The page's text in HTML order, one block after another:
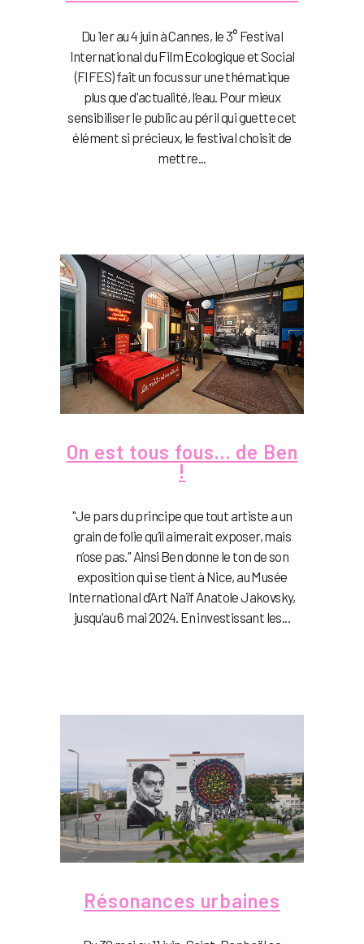
Du 1er au 4 juin à Cannes, le 3° Festival
International du Film Ecologique et Social
(FIFES) fait un focus sur une thématique
plus que d'actualité, l’eau. Pour mieux
sensibiliser le public au péril qui guette cet
élément si précieux, le festival choisit de
mettre...
On est tous fous… de Ben
!
"Je pars du principe que tout artiste a un
grain de folie qu’il aimerait exposer, mais
n’ose pas." Ainsi Ben donne le ton de son
exposition qui se tient à Nice, au Musée
International d’Art Naïf Anatole Jakovsky,
jusqu’au 6 mai 2024. En investissant les...
Résonances urbaines